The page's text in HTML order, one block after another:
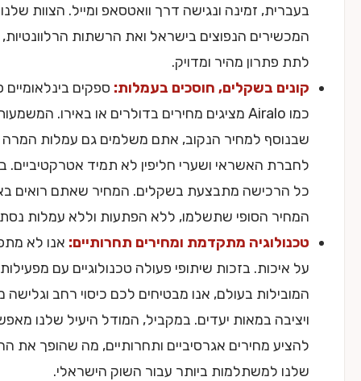
זמינה ונגישה דרך וואטסאפ ומייל. הצוות שלנו מבין את
הנפוצים בישראל ואת הרשתות הרלוונטיות, ויודע
פתרון מהיר ומדויק.
בשקלים, חוסכים בעמלות:ספקים בינלאומיים פופולריים
כמו Airalo מציגים מחירים בדולרים או באירו. המשמעות היא
למחיר הנקוב, אתם משלמים גם עמלות המרה גבוהות
לחברת האשראי ושערי חליפין לא תמיד אטרקטיביים. ב-nRed,
הרכישה מתבצעת בשקלים. המחיר שאתם רואים באתר הוא
הסופי שתשלמו, ללא הפתעות וללא עמלות נסתרות.
מתקדמת ומחירים תחרותיים: אנו לא מתפשרים
בזכות שיתופי פעולה טכנולוגיים עם מפעילות הסלולר
בעולם, אנו מבטיחים לכם כיסוי רחב וגלישה מהירה
במאות יעדים. במקביל, המודל היעיל שלנו מאפשר לנו
מחירים אגרסיביים ותחרותיים, מה שהופך את החבילות
למשתלמות ביותר עבור השוק הישראלי.